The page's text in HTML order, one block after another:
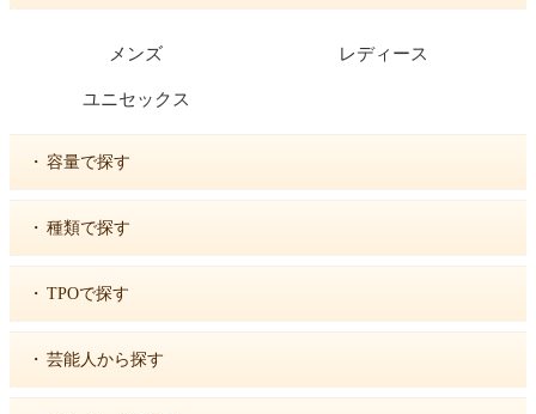
メンズ レディース
ユニセックス
・ 容量で探す
・ 種類で探す
・ TPOで探す
・ 芸能人から探す